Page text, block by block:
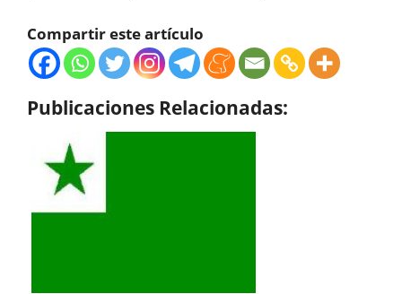
Compartir este artículo
Publicaciones Relacionadas: